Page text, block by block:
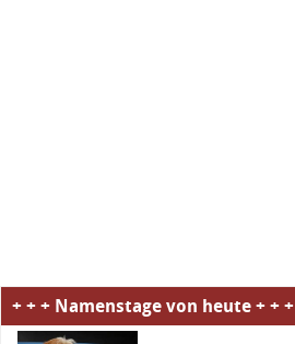
+ + + Namenstage von heute + + +